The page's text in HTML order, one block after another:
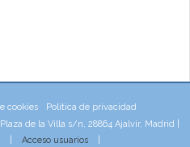
cookies
Política de privacidad
de la Villa s/n, 28864 Ajalvir, Madrid |
| Acceso usuarios|